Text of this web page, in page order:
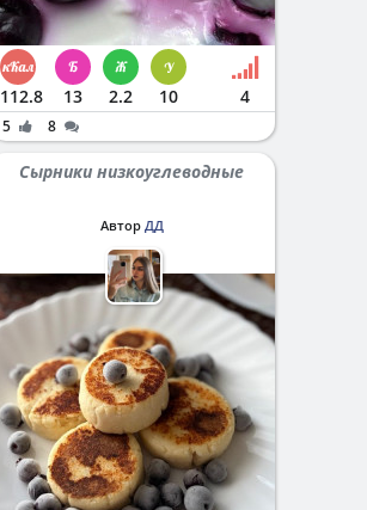
112.8 13 2.2 10 4
5 8
Сырники низкоуглеводные
Автор ДД